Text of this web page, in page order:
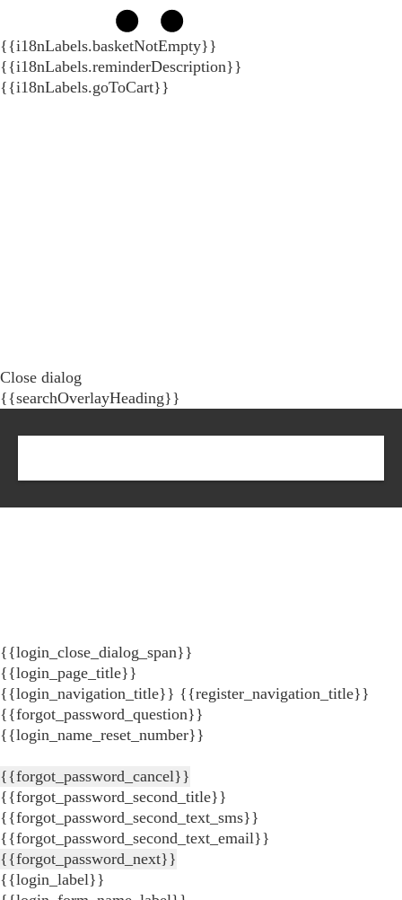
{{i18nLabels.basketNotEmpty}}
{{i18nLabels.reminderDescription}}
{{i18nLabels.goToCart}}
Close dialog
{{searchOverlayHeading}}
{{login_close_dialog_span}}
{{login_page_title}}
{{login_navigation_title}} {{register_navigation_title}}
{{forgot_password_question}}
{{login_name_reset_number}}
{{forgot_password_cancel}}
{{forgot_password_second_title}}
{{forgot_password_second_text_sms}}
{{forgot_password_second_text_email}}
{{forgot_password_next}}
{{login_label}}